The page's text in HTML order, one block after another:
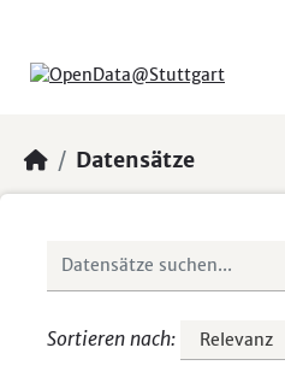
Datensätze
Sortieren nach